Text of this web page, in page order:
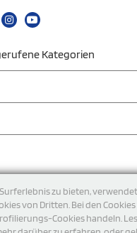
zu bieten,
von Dritten. Bei den
Cookies handeln.
Kategorien